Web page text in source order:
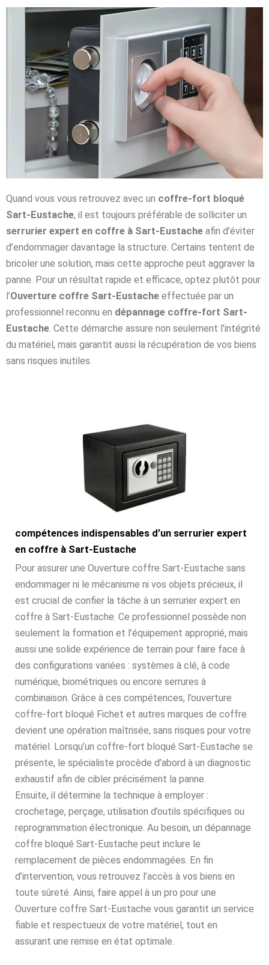
Quand vous vous retrouvez avec un coffre-fort bloqué
Sart-Eustache, il est toujours préférable de solliciter un
serrurier expert en coffre à Sart-Eustache afin d’éviter
d’endommager davantage la structure. Certains tentent de
bricoler une solution, mais cette approche peut aggraver la
panne. Pour un résultat rapide et efficace, optez plutôt pour
l’Ouverture coffre Sart-Eustache effectuée par un
professionnel reconnu en dépannage coffre-fort Sart-
Eustache. Cette démarche assure non seulement l’intégrité
du matériel, mais garantit aussi la récupération de vos biens
sans risques inutiles.
compétences indispensables d’un serrurier expert
en coffre à Sart-Eustache
Pour assurer une Ouverture coffre Sart-Eustache sans
endommager ni le mécanisme ni vos objets précieux, il
est crucial de confier la tâche à un serrurier expert en
coffre à Sart-Eustache. Ce professionnel possède non
seulement la formation et l’équipement approprié, mais
aussi une solide expérience de terrain pour faire face à
des configurations variées : systèmes à clé, à code
numérique, biométriques ou encore serrures à
combinaison. Grâce à ces compétences, l’ouverture
coffre-fort bloqué Fichet et autres marques de coffre
devient une opération maîtrisée, sans risques pour votre
matériel. Lorsqu’un coffre-fort bloqué Sart-Eustache se
présente, le spécialiste procède d’abord à un diagnostic
exhaustif afin de cibler précisément la panne.
Ensuite, il détermine la technique à employer :
crochetage, perçage, utilisation d’outils spécifiques ou
reprogrammation électronique. Au besoin, un dépannage
coffre bloqué Sart-Eustache peut inclure le
remplacement de pièces endommagées. En fin
d’intervention, vous retrouvez l’accès à vos biens en
toute sûreté. Ainsi, faire appel à un pro pour une
Ouverture coffre Sart-Eustache vous garantit un service
fiable et respectueux de votre matériel, tout en
assurant une remise en état optimale.